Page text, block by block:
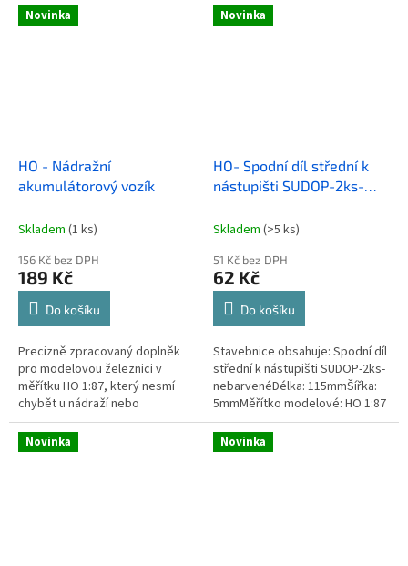
Novinka
HO - Nádražní
akumulátorový vozík
Skladem (1 ks)
156 Kč bez DPH
189 Kč
Do košíku
Precizně zpracovaný doplněk
pro modelovou železnici v
měřítku HO 1:87, který nesmí
chybět u nádraží nebo
nástupišť. Výrobce: ES-
PečkyModelové měřítko HO,
1:87
Novinka
HO- Spodní díl střední k
nástupišti SUDOP-2ks-
Skladem (>5 ks)
51 Kč bez DPH
62 Kč
Do košíku
Stavebnice obsahuje: Spodní díl
střední k nástupišti SUDOP-2ks-
nebarvenéDélka: 115mmŠířka:
5mmMěřítko modelové: HO 1:87
Novinka Novinka